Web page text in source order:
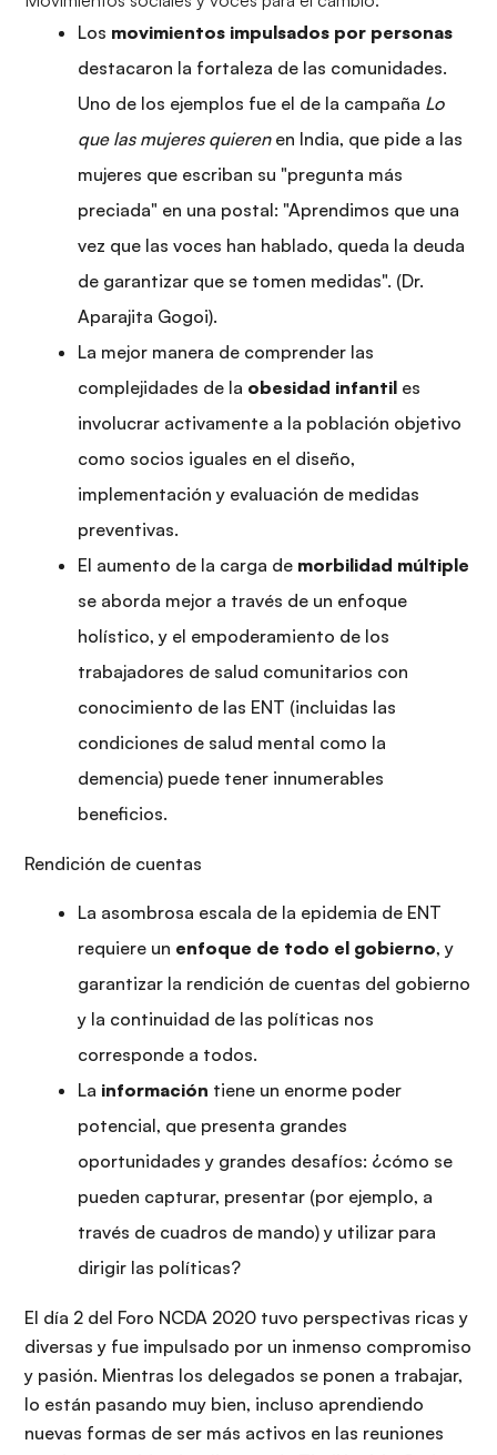
Los movimientos impulsados ​​por personas
destacaron la fortaleza de las comunidades.
Uno de los ejemplos fue el de la campaña Lo
que las mujeres quierenen India, que pide a las
mujeres que escriban su "pregunta más
preciada" en una postal: "Aprendimos que una
vez que las voces han hablado, queda la deuda
de garantizar que se tomen medidas". (Dr.
Aparajita Gogoi).
La mejor manera de comprender las
complejidades de la obesidad infantil es
involucrar activamente a la población objetivo
como socios iguales en el diseño,
implementación y evaluación de medidas
preventivas.
El aumento de la carga de morbilidad múltiple
se aborda mejor a través de un enfoque
holístico, y el empoderamiento de los
trabajadores de salud comunitarios con
conocimiento de las ENT (incluidas las
condiciones de salud mental como la
demencia) puede tener innumerables
beneficios.
Rendición de cuentas
La asombrosa escala de la epidemia de ENT
requiere un enfoque de todo el gobierno, y
garantizar la rendición de cuentas del gobierno
y la continuidad de las políticas nos
corresponde a todos.
La información tiene un enorme poder
potencial, que presenta grandes
oportunidades y grandes desafíos: ¿cómo se
pueden capturar, presentar (por ejemplo, a
través de cuadros de mando) y utilizar para
dirigir las políticas?
El día 2 del Foro NCDA 2020 tuvo perspectivas ricas y
diversas y fue impulsado por un inmenso compromiso
y pasión. Mientras los delegados se ponen a trabajar,
lo están pasando muy bien, incluso aprendiendo
nuevas formas de ser más activos en las reuniones